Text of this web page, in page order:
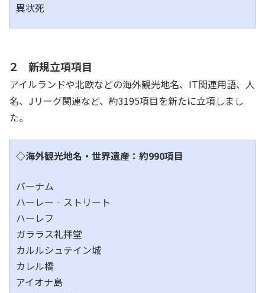
異状死
２ 新規立項項目
アイルランドや北欧などの海外観光地名、IT関連用語、人
名、Jリーグ関連など、約3195項目を新たに立項しまし
た。
◇海外観光地名・世界遺産：約990項目
バーナム
ハーレー‐ストリート
ハーレフ
ガララス礼拝堂
カルルシュテイン城
カレル橋
アイオナ島